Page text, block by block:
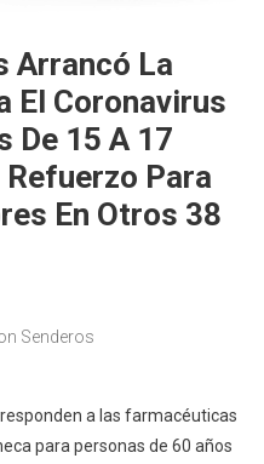
Arrancó La
El Coronavirus
De 15 A 17
Refuerzo Para
En Otros 38
Senderos
a las farmacéuticas
para personas de 60 años